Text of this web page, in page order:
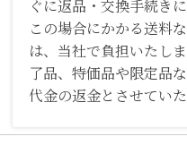
ぐに返品・交換手続き
この場合にかかる送料
は、当社で負担いたし
了品、特価品や限定品
代金の返金とさせていた